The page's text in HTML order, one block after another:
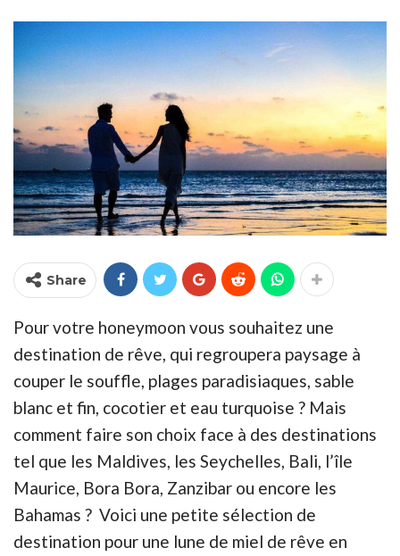
Share
Pour votre honeymoon vous souhaitez une
destination de rêve, qui regroupera paysage à
couper le souffle, plages paradisiaques, sable
blanc et fin, cocotier et eau turquoise ? Mais
comment faire son choix face à des destinations
tel que les Maldives, les Seychelles, Bali, l’île
Maurice, Bora Bora, Zanzibar ou encore les
Bahamas ? Voici une petite sélection de
destination pour une lune de miel de rêve en